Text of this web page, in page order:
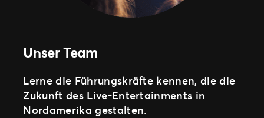
Unser Team
Lerne die Führungskräfte kennen, die die
Zukunft des Live-Entertainments in
Nordamerika gestalten.